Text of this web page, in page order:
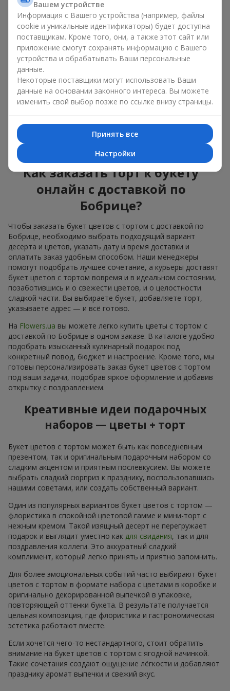
красота и вкус в одном
подарке
Торты с живыми цветами — это современное сочетание
флористики и гастрономической эстетики. Эксклюзивный
десерт в паре с
стильно и подчёркивает значимость события —дня
рождения ,рождения ребёнкаиликорпоратива.
В композиции букет цветов с тортом живые растения
завершает сладкий праздничный акцент. Такой десерт с
украшениями из любимых цветов отлично смотрится и на
праздничном столе, и на фотографиях.
Как заказать торт к букету
онлайн с доставкой по
Бобрице?
Чтобы заказать букет цветов с тортом с доставкой по
Бобрице, необходимо выбрать подходящий вариант
десерта и цветов, указать дату и время доставки и
оплатить заказ удобным способом. Наши менеджеры
помогут подобрать лучшее сочетание, а курьеры доставят
букет цветов с тортом вовремя и в идеальном состоянии,
позаботившись и о свежести цветов, и о целостности
сладкой части. Вы выбираете букет, добавляете торт,
указываете адрес — и всё готово.
На Flowers.ua вы можете легко купить цветы с тортом с
доставкой по Бобрице в одном заказе. В каталоге удобно
подобрать изысканный кулинарный подарок под
конкретный повод, бюджет и настроение. Кроме того, мы
готовы персонализировать заказ букет цветов с тортом
под ваши задачи, подобрав яркое оформление и добавив
открытку с поздравлением.
Креативные идеи подарочных
наборов — цветы + торт
Букет цветов с тортом может быть как повседневным
презентом, так и оригинальным подарочным набором со
сладким акцентом и приятным послевкусием. Вы можете
выбрать сладкий сюрприз к празднику, воспользовавшись
нашими советами, или создать собственный вариант.
Один из популярных вариантов букет цветов с тортом —
флористика в спокойной цветовой гамме и мини-торт с
нежным кремом. Такой изящный десерт не перегружает
подарок и выглядит уместно как для свидания, так и для
поздравления коллеги. Это аккуратный сладкий
комплимент, который легко принять и приятно запомнить.
Для более эмоциональных событий часто выбирают букет
цветов с тортом в формате набора с цветами в коробке и
оригинально декорированной выпечкой в упаковке,
повторяющей оттенки букета. В результате получается
цельная композиция, где флористика и гастрономическая
эстетика работают вместе.
Если хочется чего-то нестандартного, стоит обратить
внимание на букет цветов с тортом с ягодной начинкой.
Такие сочетания создают ощущение лёгкости и добавляют
празднику аромат выпечки и свежий вкус.
Вашем устройстве
Информация с Вашего устройства (например, файлы
cookie и уникальные идентификаторы) будет доступна
поставщикам. Кроме того, они, а также этот сайт или
приложение смогут сохранять информацию с Вашего
устройства и обрабатывать Ваши персональные
данные.
Некоторые поставщики могут использовать Ваши
данные на основании законного интереса. Вы можете
изменить свой выбор позже по ссылке внизу страницы.
Принять все
Настройки